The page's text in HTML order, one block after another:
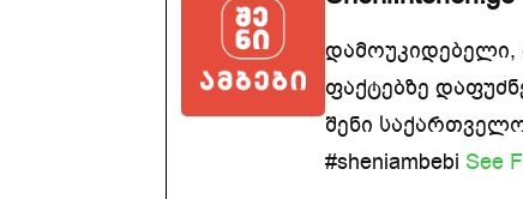
ფაქტებზე
შენი
#sheniambebi See